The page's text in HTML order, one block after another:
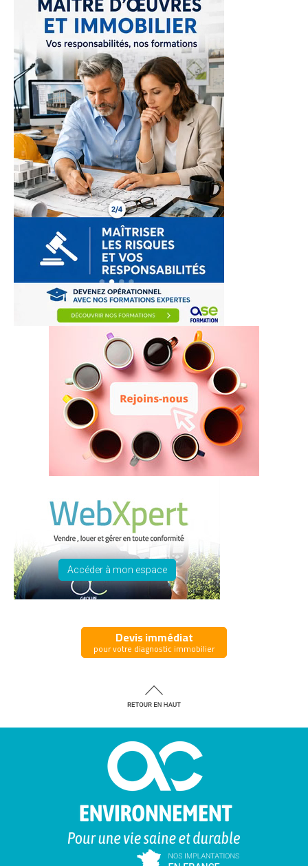
Accéder à mon espace
Devis immédiat
pour votre diagnostic immobilier